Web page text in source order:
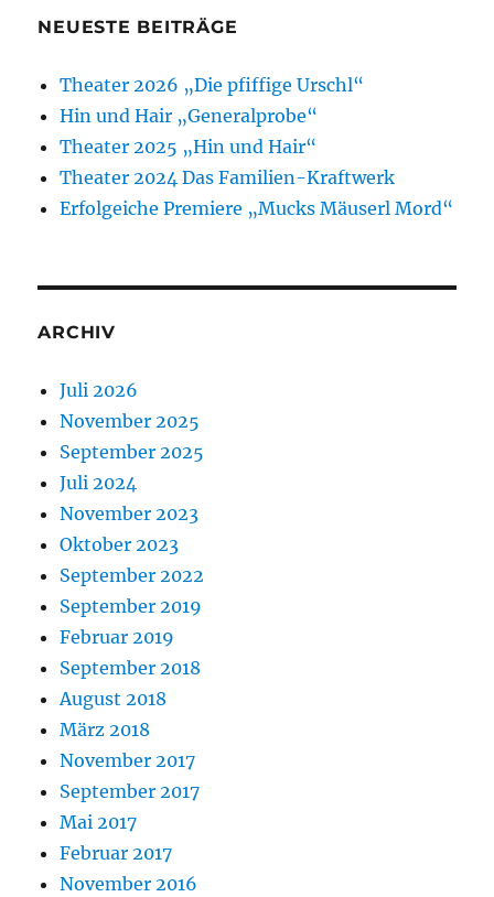
NEUESTE BEITRÄGE
Theater 2026 „Die pfiffige Urschl“
Hin und Hair „Generalprobe“
Theater 2025 „Hin und Hair“
Theater 2024 Das Familien-Kraftwerk
Erfolgeiche Premiere „Mucks Mäuserl Mord“
ARCHIV
Juli 2026
November 2025
September 2025
Juli 2024
November 2023
Oktober 2023
September 2022
September 2019
Februar 2019
September 2018
August 2018
März 2018
November 2017
September 2017
Mai 2017
Februar 2017
November 2016